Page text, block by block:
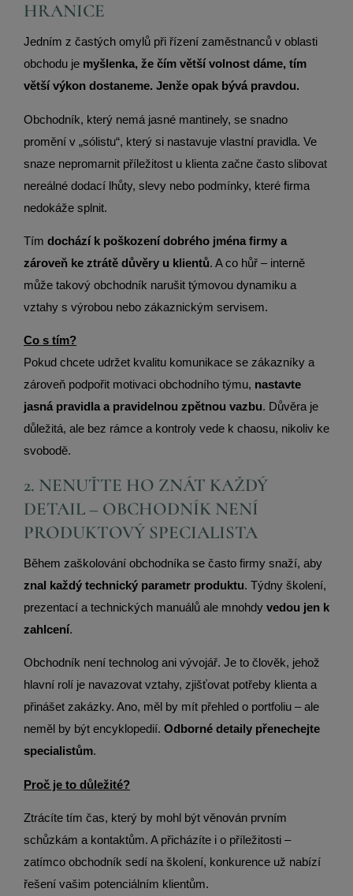
HRANICE
Jedním z častých omylů při řízení zaměstnanců v oblasti
obchodu je myšlenka, že čím větší volnost dáme, tím
větší výkon dostaneme. Jenže opak bývá pravdou.
Obchodník, který nemá jasné mantinely, se snadno
promění v „sólistu“, který si nastavuje vlastní pravidla. Ve
snaze nepromarnit příležitost u klienta začne často slibovat
nereálné dodací lhůty, slevy nebo podmínky, které firma
nedokáže splnit.
Tím dochází k poškození dobrého jména firmy a
zároveň ke ztrátě důvěry u klientů. A co hůř – interně
může takový obchodník narušit týmovou dynamiku a
vztahy s výrobou nebo zákaznickým servisem.
Co s tím?
Pokud chcete udržet kvalitu komunikace se zákazníky a
zároveň podpořit motivaci obchodního týmu, nastavte
jasná pravidla a pravidelnou zpětnou vazbu. Důvěra je
důležitá, ale bez rámce a kontroly vede k chaosu, nikoliv ke
svobodě.
2. NENUŤTE HO ZNÁT KAŽDÝ
DETAIL – OBCHODNÍK NENÍ
PRODUKTOVÝ SPECIALISTA
Během zaškolování obchodníka se často firmy snaží, aby
znal každý technický parametr produktu. Týdny školení,
prezentací a technických manuálů ale mnohdy vedou jen k
zahlcení.
Obchodník není technolog ani vývojář. Je to člověk, jehož
hlavní rolí je navazovat vztahy, zjišťovat potřeby klienta a
přinášet zakázky. Ano, měl by mít přehled o portfoliu – ale
neměl by být encyklopedií. Odborné detaily přenechejte
specialistům.
Proč je to důležité?
Ztrácíte tím čas, který by mohl být věnován prvním
schůzkám a kontaktům. A přicházíte i o příležitosti –
zatímco obchodník sedí na školení, konkurence už nabízí
řešení vašim potenciálním klientům.